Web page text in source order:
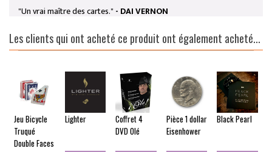
"Un vrai maître des cartes." - DAI VERNON
Les clients qui ont acheté ce produit ont également acheté...
Jeu Bicycle
Truqué
Double Faces
Lighter
Coffret 4
DVD Olé
Pièce 1 dollar
Eisenhower
Black Pearl